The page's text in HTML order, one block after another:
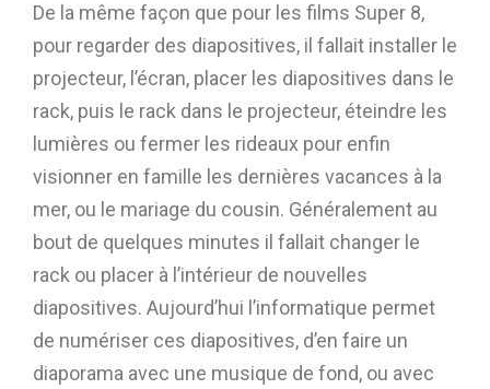
De la même façon que pour les films Super 8,
pour regarder des diapositives, il fallait installer le
projecteur, l’écran, placer les diapositives dans le
rack, puis le rack dans le projecteur, éteindre les
lumières ou fermer les rideaux pour enfin
visionner en famille les dernières vacances à la
mer, ou le mariage du cousin. Généralement au
bout de quelques minutes il fallait changer le
rack ou placer à l’intérieur de nouvelles
diapositives. Aujourd’hui l’informatique permet
de numériser ces diapositives, d’en faire un
diaporama avec une musique de fond, ou avec